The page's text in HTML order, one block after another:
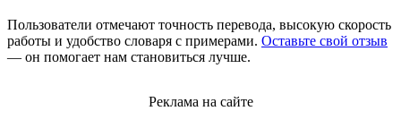
Пользователи отмечают точность перевода, высокую скорость
работы и удобство словаря с примерами. Оставьте свой отзыв
— он помогает нам становиться лучше.
Реклама на сайте